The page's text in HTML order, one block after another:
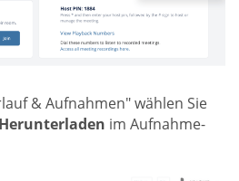
& Aufnahmen" wählen Sie
Herunterladen im Aufnahme-